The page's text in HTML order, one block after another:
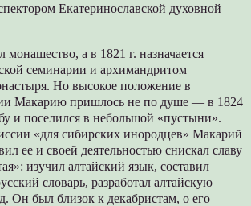
Екатеринославской духовной
монашество, а в 1821 г. назначается
семинарии и архимандритом
Но высокое положение в
Макарию пришлось не по душе — в 1824
и поселился в небольшой «пустыни».
«для сибирских инородцев» Макарий
ее и своей деятельностью снискал славу
изучил алтайский язык, составил
словарь, разработал алтайскую
Он был близок к декабристам, о его